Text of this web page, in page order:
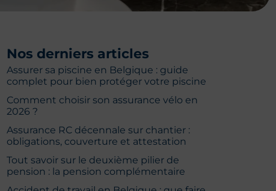
Nos derniers articles
Assurer sa piscine en Belgique : guide
complet pour bien protéger votre piscine
Comment choisir son assurance vélo en
2026 ?
Assurance RC décennale sur chantier :
obligations, couverture et attestation
Tout savoir sur le deuxième pilier de
pension : la pension complémentaire